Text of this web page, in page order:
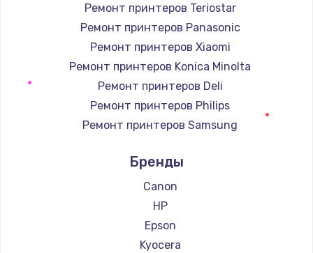
Замена аккумулятора
620 руб.
Заказать
Замена клавиатуры
990 руб.
Заказать
Замена корпуса
890 руб.
Заказать
Замена HDMI
Ремонт принтеров Teriostar
Ремонт принтеров Panasonic
Ремонт принтеров Xiaomi
Ремонт принтеров Konica Minolta
Ремонт принтеров Deli
Ремонт принтеров Philips
Ремонт принтеров Samsung
Ремонт принтеров Lexmark
Ремонт принтеров Sharp
Ремонт принтеров TSC
Ремонт принтеров Fujitsu
Ремонт принтеров Godex
Бренды
Canon
HP
Epson
Kyocera